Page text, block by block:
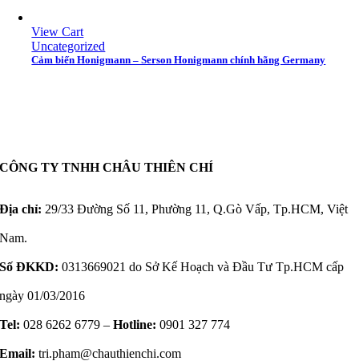
View Cart
Uncategorized
Cảm biến Honigmann – Serson Honigmann chính hãng Germany
CÔNG TY TNHH CHÂU THIÊN CHÍ
Địa chỉ: 29/33 Đường Số 11, Phường 11, Q.Gò Vấp, Tp.HCM, Việt
Nam.
Số ĐKKD: 0313669021 do Sở Kế Hoạch và Đầu Tư Tp.HCM cấp
ngày 01/03/2016
Tel: 028 6262 6779 –Hotline: 0901 327 774
Email: tri.pham@chauthienchi.com